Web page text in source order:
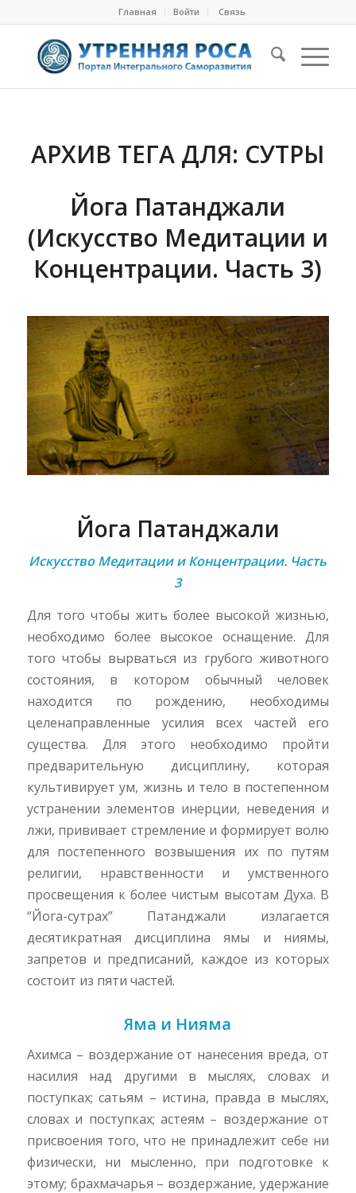
Главная Войти Cвязь
АРХИВ ТЕГА ДЛЯ: СУТРЫ
Йога Патанджали
(Искусство Медитации и
Концентрации. Часть 3)
Йога Патанджали
Искусство Медитации и Концентрации. Часть
3
Для того чтобы жить более высокой жизнью,
необходимо более высокое оснащение.Для
того чтобы вырваться из грубого животного
состояния, в котором обычный человек
находится по рождению, необходимы
целенаправленные усилия всех частей его
существа. Для этого необходимо пройти
предварительную дисциплину, которая
культивирует ум, жизнь и тело в постепенном
устранении элементов инерции, неведения и
лжи, прививает стремление и формирует волю
для постепенного возвышения их по путям
религии, нравственности и умственного
просвещения к более чистым высотам Духа. В
“Йога-сутрах” Патанджали излагается
десятикратная дисциплина ямы и ниямы,
запретов и предписаний, каждое из которых
состоит из пяти частей.
Яма и Нияма
Ахимса – воздержание от нанесения вреда, от
насилия над другими в мыслях, словах и
поступках; сатьям – истина, правда в мыслях,
словах и поступках; астеям – воздержание от
присвоения того, что не принадлежит себе ни
физически, ни мысленно, при подготовке к
этому; брахмачарья – воздержание, удержание